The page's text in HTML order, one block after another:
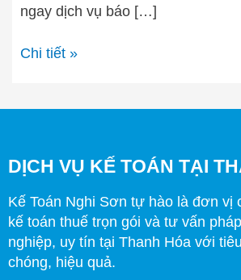
ngay dịch vụ báo […]
Chi tiết »
DỊCH VỤ KẾ TOÁN TẠI
Kế Toán Nghi Sơn tự hào là đơn vị
kế toán thuế trọn gói và tư vấn
nghiệp, uy tín tại Thanh Hóa với
chóng, hiệu quả.